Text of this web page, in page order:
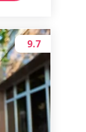
9.7